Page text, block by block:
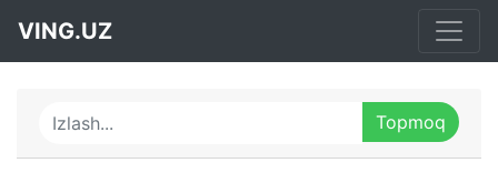
VING.UZ